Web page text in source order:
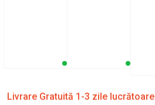
Livrare Gratuită 1-3 zile lucrătoare